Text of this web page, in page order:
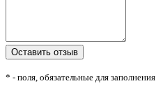
* - поля, обязательные для заполнения